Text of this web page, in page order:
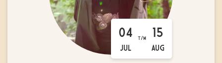
04
JUL
T/M 15
AUG